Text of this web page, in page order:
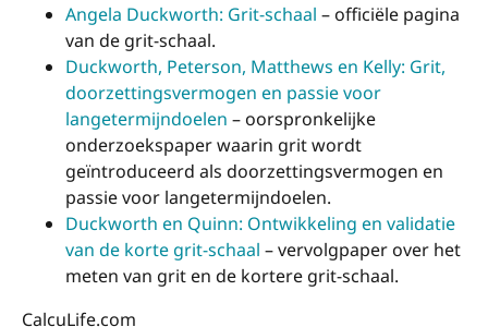
Angela Duckworth: Grit-schaal – officiële pagina
van de grit-schaal.
Duckworth, Peterson, Matthews en Kelly: Grit,
doorzettingsvermogen en passie voor
langetermijndoelen – oorspronkelijke
onderzoekspaper waarin grit wordt
geïntroduceerd als doorzettingsvermogen en
passie voor langetermijndoelen.
Duckworth en Quinn: Ontwikkeling en validatie
van de korte grit-schaal – vervolgpaper over het
meten van grit en de kortere grit-schaal.
CalcuLife.com